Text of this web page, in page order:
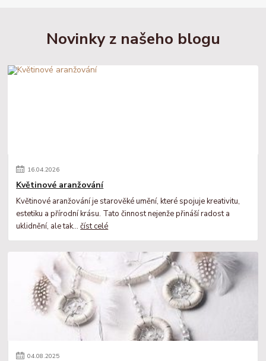
Novinky z našeho blogu
16.04.2026
Květinové aranžování
Květinové aranžování je starověké umění, které spojuje kreativitu,
estetiku a přírodní krásu. Tato činnost nejenže přináší radost a
uklidnění, ale tak...číst celé
04.08.2025